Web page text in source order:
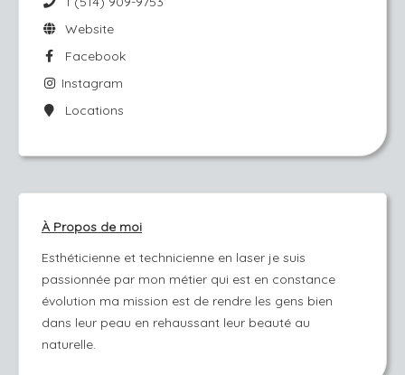
Website
Facebook
Instagram
Locations
À Propos de moi
Esthéticienne et technicienne en laser je suis
passionnée par mon métier qui est en constance
évolution ma mission est de rendre les gens bien
dans leur peau en rehaussant leur beauté au
naturelle.